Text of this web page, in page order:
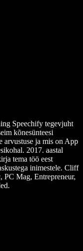
Speechify tegevjuht
kõnesünteesi
arvustuse ja mis on App
2017. aastal
tema töö eest
inimestele. Cliff
PC Mag, Entrepreneur,